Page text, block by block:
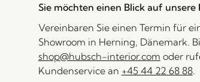
Sie möchten einen Blick auf
Vereinbaren Sie einen Termin für
Showroom in Herning, Dänemark.
shop@hubsch-interior.com oder
Kundenservice an +45 44 22 68 88.